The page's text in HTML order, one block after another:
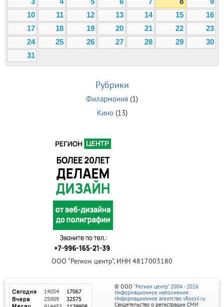
10
11 12 13 14 15
16
17
18 19 20 21 22
23
24
25 26 27 28 29
30
31
Рубрики
Филармония (1)
Кино(13)
ООО "Регион центр", ИНН 4817003180
© ООО "Регион центр" 2004 - 2026
Информационное наполнение:
Информационное агентство vRossii.ru
Свидетельство о регистрации СМИ